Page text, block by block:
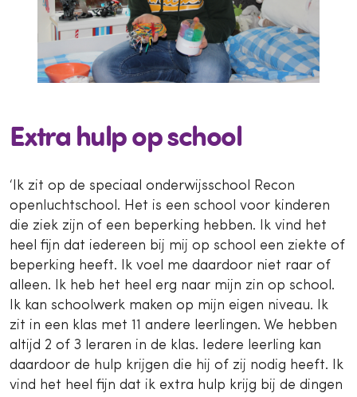
Extra hulp op school
‘Ik zit op de speciaal onderwijsschool Recon
openluchtschool. Het is een school voor kinderen
die ziek zijn of een beperking hebben. Ik vind het
heel fijn dat iedereen bij mij op school een ziekte of
beperking heeft. Ik voel me daardoor niet raar of
alleen. Ik heb het heel erg naar mijn zin op school.
Ik kan schoolwerk maken op mijn eigen niveau. Ik
zit in een klas met 11 andere leerlingen. We hebben
altijd 2 of 3 leraren in de klas. Iedere leerling kan
daardoor de hulp krijgen die hij of zij nodig heeft. Ik
vind het heel fijn dat ik extra hulp krijg bij de dingen